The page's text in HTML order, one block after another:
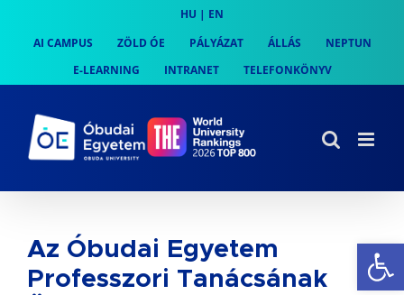
content
HU | EN
AI CAMPUS
ZÖLD ÓE PÁLYÁZAT ÁLLÁS
NEPTUN
E-LEARNING
INTRANET TELEFONKÖNYV
Az Óbudai Egyetem
Professzori Tanácsának